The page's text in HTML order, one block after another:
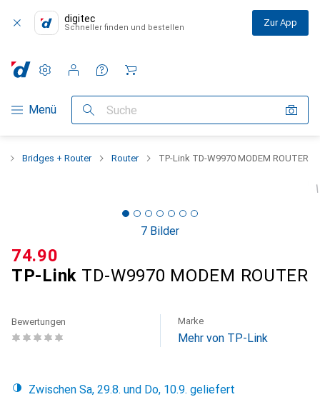
digitec
Schneller finden und bestellen Zur App
Navigation nach Kategorien
Menü Suche
Einstellungen
Kundenkonto
Vergleichslisten
Merklisten
Warenkorb
Bridges + Router Router TP-Link TD-W9970 MODEM ROUTER
7 Bilder
TP-Link TD-W9970 MODEM ROUTER
CHF
74.90
Bewertungen Marke
Mehr von TP-Link
Zwischen Sa, 29.8. und Do, 10.9. geliefert